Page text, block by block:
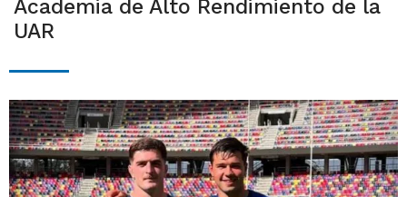
Academia de Alto Rendimiento de la
UAR